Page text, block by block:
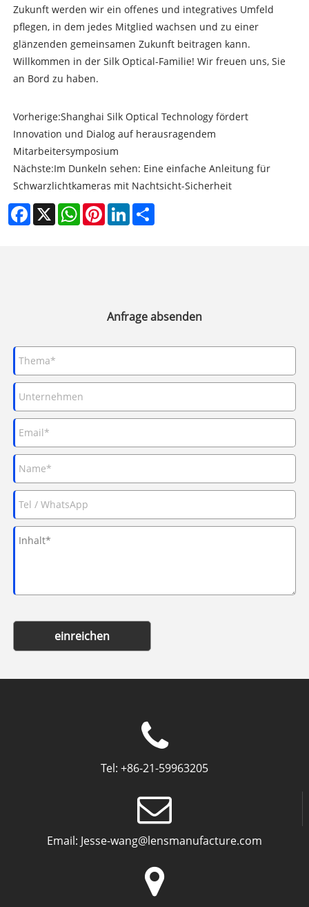
Zukunft werden wir ein offenes und integratives Umfeld
pflegen, in dem jedes Mitglied wachsen und zu einer
glänzenden gemeinsamen Zukunft beitragen kann.
Willkommen in der Silk Optical-Familie! Wir freuen uns, Sie
an Bord zu haben.
Vorherige:Shanghai Silk Optical Technology fördert
Innovation und Dialog auf herausragendem
Mitarbeitersymposium
Nächste:Im Dunkeln sehen: Eine einfache Anleitung für
Schwarzlichtkameras mit Nachtsicht-Sicherheit
Facebook
X WhatsAppPinterestLinkedIn
Anfrage absenden
einreichen
Tel: +86-21-59963205
Email: Jesse-wang@lensmanufacture.com